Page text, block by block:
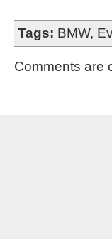
Tags: BMW,
Comments are